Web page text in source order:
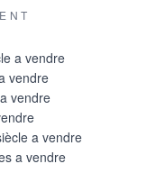
a vendre
vendre
vendre
a vendre
a vendre